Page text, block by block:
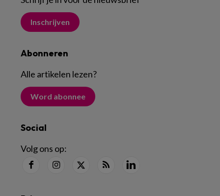
Inschrijven
Abonneren
Alle artikelen lezen?
Word abonnee
Social
Volg ons op: